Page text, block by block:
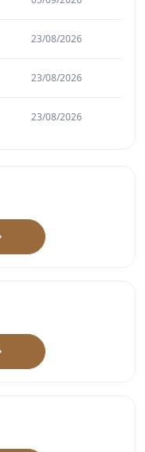
23/08/2026
23/08/2026
23/08/2026